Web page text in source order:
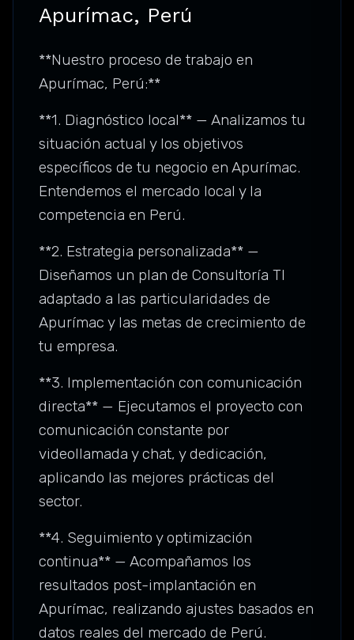
Apurímac, Perú
**Nuestro proceso de trabajo en
Apurímac, Perú:**
**1. Diagnóstico local** — Analizamos tu
situación actual y los objetivos
específicos de tu negocio en Apurímac.
Entendemos el mercado local y la
competencia en Perú.
**2. Estrategia personalizada** —
Diseñamos un plan de Consultoría TI
adaptado a las particularidades de
Apurímac y las metas de crecimiento de
tu empresa.
**3. Implementación con comunicación
directa** — Ejecutamos el proyecto con
comunicación constante por
videollamada y chat, y dedicación,
aplicando las mejores prácticas del
sector.
**4. Seguimiento y optimización
continua** — Acompañamos los
resultados post-implantación en
Apurímac, realizando ajustes basados en
datos reales del mercado de Perú.